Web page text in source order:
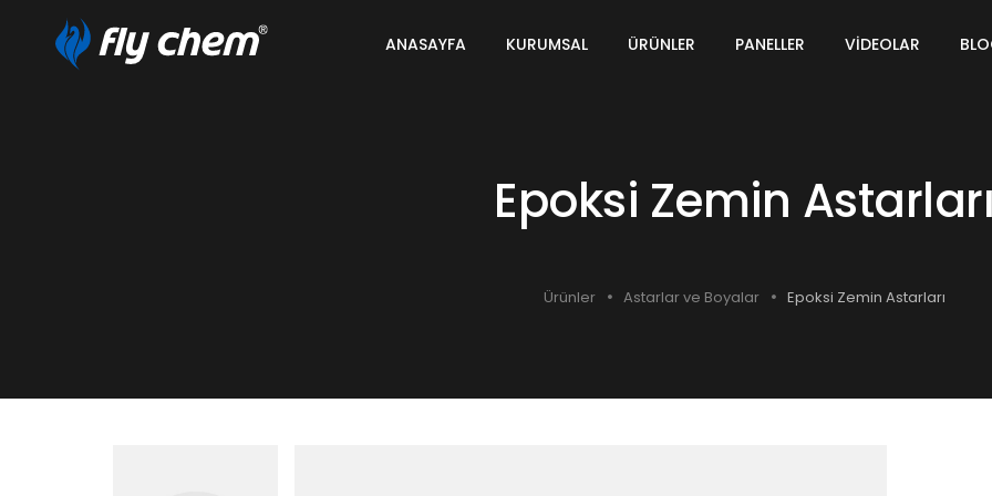
ANASAYFA KURUMSAL ÜRÜNLER PANELLER VIDEOLAR
Epoksi Zemin Astarları
Ürünler Astarlar ve Boyalar Epoksi Zemin Astarları